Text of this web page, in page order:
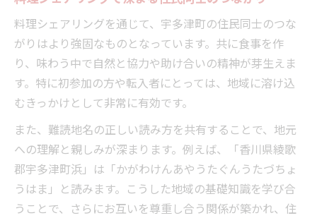
料理シェアリングを通じて、宇多津町の住民同士のつな
がりはより強固なものとなっています。共に食事を作
り、味わう中で自然と協力や助け合いの精神が芽生えま
す。特に初参加の方や転入者にとっては、地域に溶け込
むきっかけとして非常に有効です。
また、難読地名の正しい読み方を共有することで、地元
への理解と親しみが深まります。例えば、「香川県綾歌
郡宇多津町浜」は「かがわけんあやうたぐんうたづちょ
うはま」と読みます。こうした地域の基礎知識を学び合
うことで、さらにお互いを尊重し合う関係が築かれ、住